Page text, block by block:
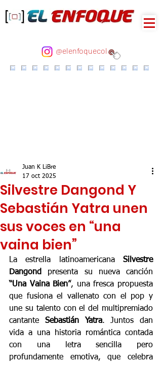
@elenfoquecol
Silvestre Dangond Y
Sebastián Yatra unen
sus voces en “una
vaina bien”
Juan K LiBre
17 oct 2025
La estrella latinoamericana Silvestre
Dangond
“Una Vaina Bien”, una fresca propuesta
que fusiona el vallenato con el pop y
une su talento con el del multipremiado
cantante Sebastián Yatra. Juntos dan
vida a una historia romántica contada
con una letra sencilla pero
profundamente emotiva, que celebra